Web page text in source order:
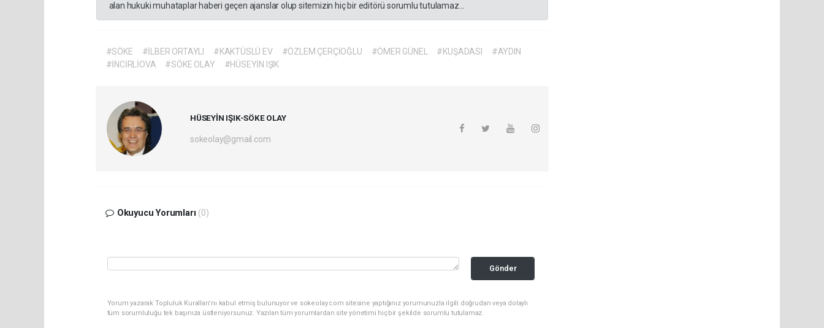
alan hukuki muhataplar haberi geçen ajanslar olup sitemizin hiç bir editörü sorumlu tutulamaz...
#SÖKE #İLBER ORTAYLI #KAKTÜSLÜ EV #ÖZLEM ÇERÇİOĞLU #ÖMER GÜNEL #KUŞADASI
#AYDIN
#İNCİRLİOVA
#SÖKE OLAY #HÜSEYİN IŞIK
HÜSEYİN IŞIK-SÖKE OLAY
sokeolay@gmail.com
Okuyucu Yorumları (0)
Gönder
Yorum yazarak Topluluk Kuralları’nı kabul etmiş bulunuyor ve sokeolay.com sitesine yaptığınız yorumunuzla ilgili doğrudan veya dolaylı
tüm sorumluluğu tek başınıza üstleniyorsunuz. Yazılan tüm yorumlardan site yönetimi hiçbir şekilde sorumlu tutulamaz.